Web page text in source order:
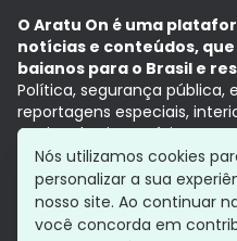
O Aratu On é uma
notícias e conteúdos,
baianos para o Brasil e
Política, segurança pública,
reportagens especiais,
Aqui, tudo vira notícia e a
com a credibilidade do
Grupo Aratu
Política de
Nós utilizamos cookies
personalizar a sua
nosso site. Ao continuar
você concorda em